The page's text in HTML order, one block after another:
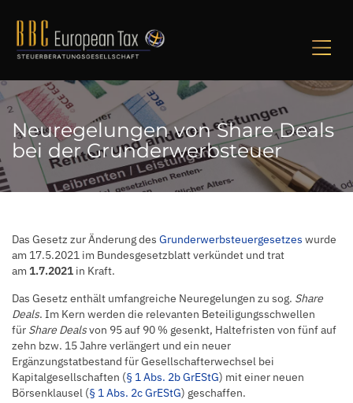
Neuregelungen von Share Deals
bei der Grunderwerbsteuer
Das Gesetz zur Änderung des Grunderwerbsteuergesetzes wurde
am 17.5.2021 im Bundesgesetzblatt verkündet und trat
am 1.7.2021 in Kraft.
Das Gesetz enthält umfangreiche Neuregelungen zu sog. Share
Deals. Im Kern werden die relevanten Beteiligungsschwellen
für Share Dealsvon 95 auf 90 % gesenkt, Haltefristen von fünf auf
zehn bzw. 15 Jahre verlängert und ein neuer
Ergänzungstatbestand für Gesellschafterwechsel bei
Kapitalgesellschaften (§ 1 Abs. 2b GrEStG) mit einer neuen
Börsenklausel (§ 1 Abs. 2c GrEStG) geschaffen.